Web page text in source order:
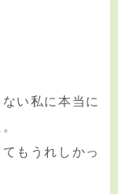
い私に本当に
もうれしかっ